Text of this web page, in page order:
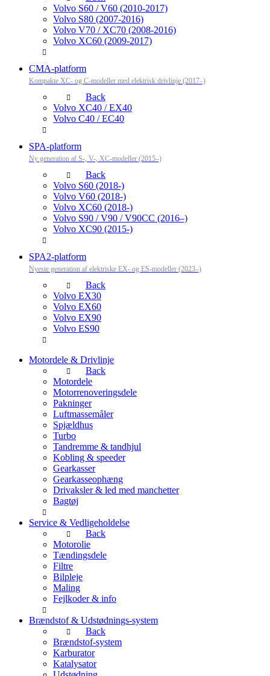
Volvo S60 / V60 (2010-2017)
Volvo S80 (2007-2016)
Volvo V70 / XC70 (2008-2016)
Volvo XC60 (2009-2017)
CMA-platform
Kompakte XC- og C-modeller med elektrisk drivlinje (2017–)
Back
Volvo XC40 / EX40
Volvo C40 / EC40
SPA-platform
Ny generation af S-, V-, XC-modeller (2015–)
Back
Volvo S60 (2018-)
Volvo V60 (2018-)
Volvo XC60 (2018-)
Volvo S90 / V90 / V90CC (2016–)
Volvo XC90 (2015-)
SPA2-platform
Nyeste generation af elektriske EX- og ES-modeller (2023–)
Back
Volvo EX30
Volvo EX60
Volvo EX90
Volvo ES90
Motordele & Drivlinje
Back
Motordele
Motorrenoveringsdele
Pakninger
Luftmassemåler
Spjældhus
Turbo
Tandremme & tandhjul
Kobling & speeder
Gearkasser
Gearkasseophæng
Drivaksler & led med manchetter
Bagtøj
Service & Vedligeholdelse
Back
Motorolie
Tændingsdele
Filtre
Bilpleje
Maling
Fejlkoder & info
Brændstof & Udstødnings-system
Back
Brændstof-system
Karburator
Katalysator